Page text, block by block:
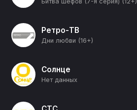
Ретро-ТВ
Дни любви (16+)
Солнце
Нет данных